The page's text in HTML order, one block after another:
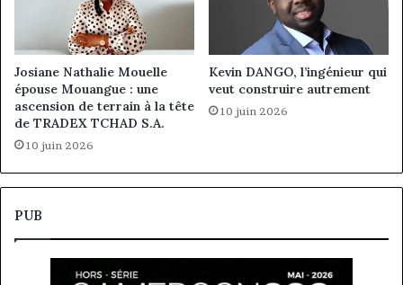
Josiane Nathalie Mouelle
épouse Mouangue : une
ascension de terrain à la tête
de TRADEX TCHAD S.A.
10 juin 2026
Kevin DANGO, l’ingénieur qui
veut construire autrement
10 juin 2026
PUB